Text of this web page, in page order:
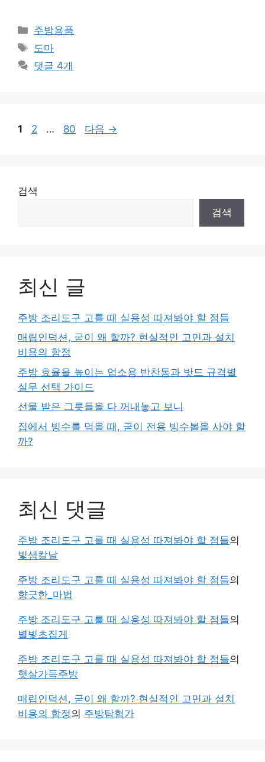
카
테
리
주방용품
태
그
도마
댓글 4개
페
1
페
2 …
페
80 다음 →
검색
검색
최신 글
주방 조리도구 고를 때 실용성 따져봐야 할 점들
매립인덕션, 굳이 왜 할까? 현실적인 고민과 설치
비용의 함정
주방 효율을 높이는 업소용 반찬통과 밧드 규격별
실무 선택 가이드
선물 받은 그릇들을 다 꺼내놓고 보니
집에서 빙수를 먹을 때, 굳이 전용 빙수볼을 사야 할
까?
최신 댓글
주방 조리도구 고를 때 실용성 따져봐야 할 점들의
빛샘칼날
주방 조리도구 고를 때 실용성 따져봐야 할 점들의
향긋한_마법
주방 조리도구 고를 때 실용성 따져봐야 할 점들의
별빛초집게
주방 조리도구 고를 때 실용성 따져봐야 할 점들의
햇살가득주방
매립인덕션, 굳이 왜 할까? 현실적인 고민과 설치
비용의 함정의 주방탐험가